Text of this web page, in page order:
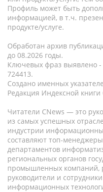
Профиль может быть
информацией, в т.ч.
продукте/услуге.
Обработан архив
до 08.2026 годы.
Ключевых фраз выявлено -
724413.
Создано именных
Редакция Индексной книги
Читатели CNews — это
из самых успешных
индустрии
составляют топ-
департаментов
региональных органов
промышленных компаний,
руководители и
информационных